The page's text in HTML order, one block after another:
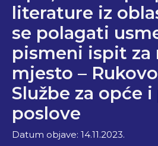
literature iz
se polagati
pismeni ispit za
mjesto –
Službe za opće
poslove
Datum objave: 14.11.2023.